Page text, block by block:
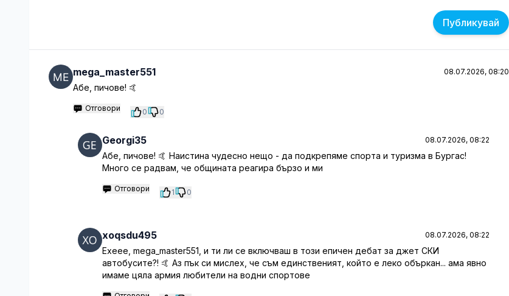
Публикувай
mega_master551 08.07.2026, 08:20
Абе, пичове! 🤙
Отговори 0 0
Georgi35 08.07.2026, 08:22
Абе, пичове! 🤙 Наистина чудесно нещо - да подкрепяме спорта и туризма в Бургас!
Много се радвам, че общината реагира бързо и ми
Отговори 1 0
xoqsdu495 08.07.2026, 08:22
Ехеее, mega_master551, и ти ли се включваш в този епичен дебат за джет СКИ
автобусите?! 🤙 Аз пък си мислех, че съм единственият, който е леко объркан... ама явно
имаме цяла армия любители на водни спортове